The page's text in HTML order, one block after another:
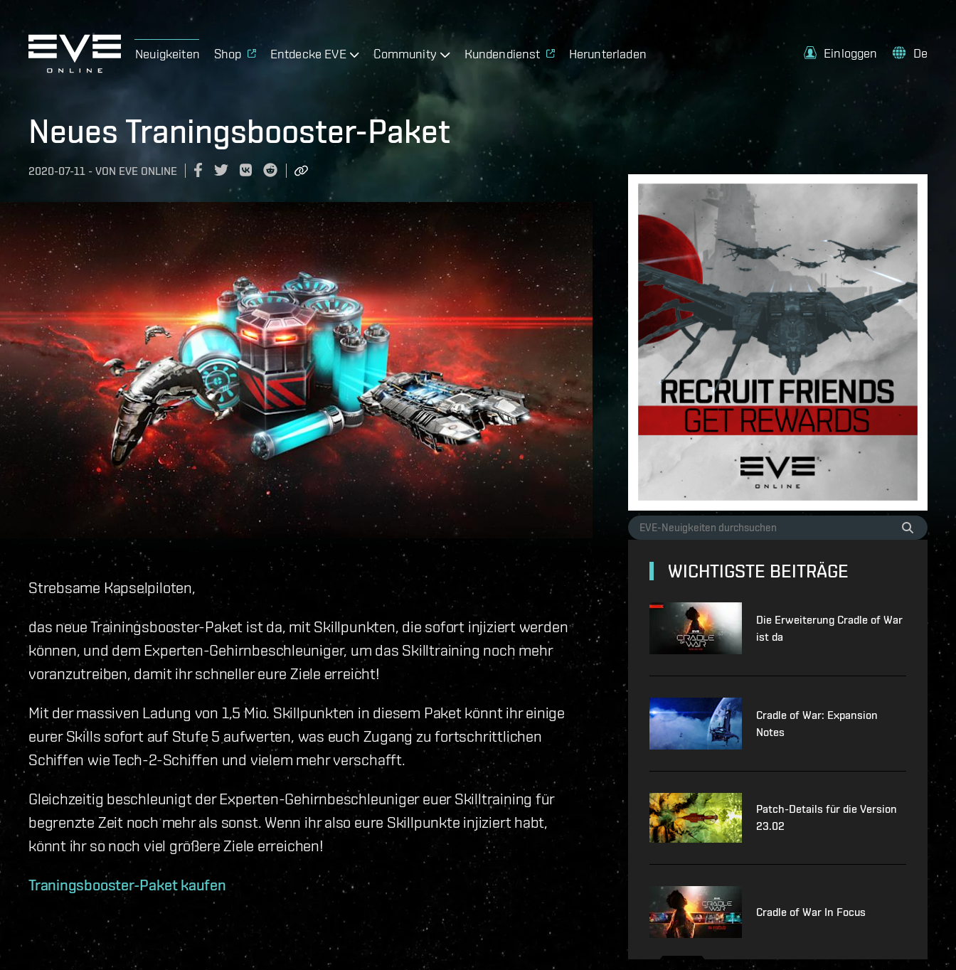
Neuigkeiten Shop Entdecke EVE Community Kundendienst Herunterladen Einloggen De
Neues Traningsbooster-Paket
2020-07-11 - VON EVE ONLINE
Strebsame Kapselpiloten,
das neue Trainingsbooster-Paket ist da, mit Skillpunkten, die sofort injiziert werden
können, und dem Experten-Gehirnbeschleuniger, um das Skilltraining noch mehr
voranzutreiben, damit ihr schneller eure Ziele erreicht!
Mit der massiven Ladung von 1,5 Mio. Skillpunkten in diesem Paket könnt ihr einige
eurer Skills sofort auf Stufe 5 aufwerten, was euch Zugang zu fortschrittlichen
Schiffen wie Tech-2-Schiffen und vielem mehr verschafft.
Gleichzeitig beschleunigt der Experten-Gehirnbeschleuniger euer Skilltraining für
begrenzte Zeit noch mehr als sonst. Wenn ihr also eure Skillpunkte injiziert habt,
könnt ihr so noch viel größere Ziele erreichen!
Traningsbooster-Paket kaufen
WICHTIGSTE BEITRÄGE
Die Erweiterung Cradle of War
ist da
Cradle of War: Expansion
Notes
Patch-Details für die Version
23.02
Cradle of War In Focus